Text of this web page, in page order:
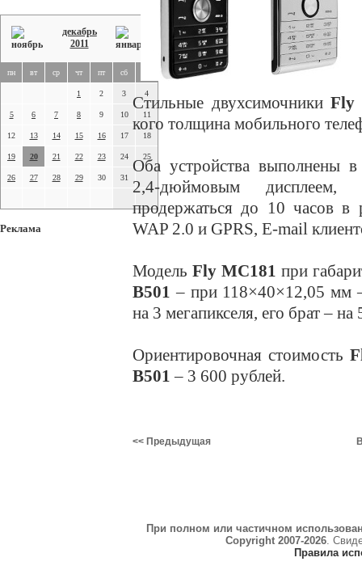
декабрь
2011
пн вт ср чт пт сб
1 2 3 4
5 6 7 8 9 10 11
12 13 14 15 16 17 18
19 20 21 22 23 24 25
26 27 28 29 30 31
Реклама
Стильные двухсимочникиFly
кого толщина мобильного
Оба устройства выполнены
2,4-дюймовым дисплеем,
продержаться до 10 часов в
WAP 2.0 и GPRS, E-mail
Модель Fly MC181 при
B501 – при 118×40×12,05 мм
на 3 мегапикселя, его брат –
Ориентировочная стоимость
B501 – 3 600 рублей.
<< Предыдущая
При полном или частичном
Copyright 2007-2026.
Правила